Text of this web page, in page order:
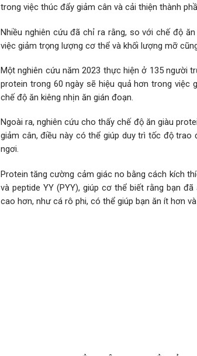
trong việc thúc đẩy giảm cân và cải thiện thành
Nhiều nghiên cứu đã chỉ ra rằng, so với chế độ
việc giảm trọng lượng cơ thể và khối lượng mỡ
Một nghiên cứu năm 2023 thực hiện ở 135 người
protein trong 60 ngày sẽ hiệu quả hơn trong
chế độ ăn kiêng nhịn ăn gián đoạn.
Ngoài ra, nghiên cứu cho thấy chế độ ăn giàu
giảm cân, điều này có thể giúp duy trì tốc độ
ngơi.
Protein tăng cường cảm giác no bằng cách kích
và peptide YY (PYY), giúp cơ thể biết rằng bạn
cao hơn, như cá rô phi, có thể giúp bạn ăn ít hơn